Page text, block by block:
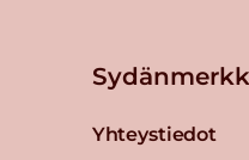
Yhteystiedot